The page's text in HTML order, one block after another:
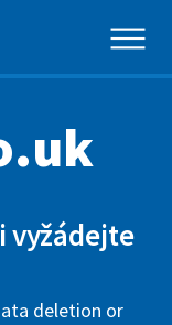
vyžádejte
deletion or